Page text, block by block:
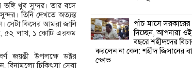
খুব সুন্দর। তার বসে
তিনি দেখতে অত্যন্ত
সেটা কিসের আমরা জানি
৫২ লাখ, ১ কোটি এরকম
জয়ন্তী উপলক্ষে ডক্টর
চিকিৎসা সেবা
কালিগঞ্জে নিখোঁজ
মরদেহ অবশেষে
ইছামতী নদীতে
পাঁচ মাসে
দিচ্ছেন, আপনারা
বছরে শহীদদের
করলেন না কেন: শহীদ জিসানের
ক্ষোভ